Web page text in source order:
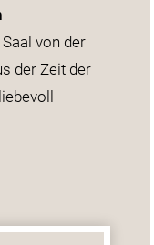
von der
der Zeit der